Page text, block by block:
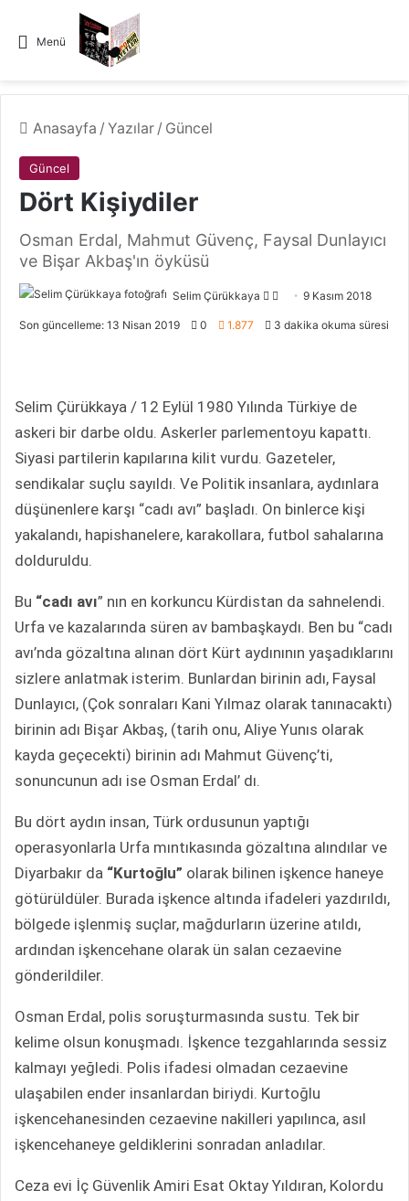
Menü
Anasayfa / Yazılar / Güncel
Güncel
Dört Kişiydiler
Osman Erdal, Mahmut Güvenç, Faysal Dunlayıcı
ve Bişar Akbaş'ın öyküsü
Selim Çürükkaya
F
o
w
o
n
i
p
o
a
g
ö
e
r
m
9 Kasım 2018
Son güncelleme: 13 Nisan 2019 0 1.877 3 dakika okuma süresi
Selim Çürükkaya / 12 Eylül 1980 Yılında Türkiye de
askeri bir darbe oldu. Askerler parlementoyu kapattı.
Siyasi partilerin kapılarına kilit vurdu. Gazeteler,
sendikalar suçlu sayıldı. Ve Politik insanlara, aydınlara
düşünenlere karşı “cadı avı” başladı. On binlerce kişi
yakalandı, hapishanelere, karakollara, futbol sahalarına
dolduruldu.
Bu “cadı avı” nın en korkuncu Kürdistan da sahnelendi.
Urfa ve kazalarında süren av bambaşkaydı. Ben bu “cadı
avı’nda gözaltına alınan dört Kürt aydınının yaşadıklarını
sizlere anlatmak isterim. Bunlardan birinin adı, Faysal
Dunlayıcı, (Çok sonraları Kani Yılmaz olarak tanınacaktı)
birinin adı Bişar Akbaş, (tarih onu, Aliye Yunıs olarak
kayda geçecekti) birinin adı Mahmut Güvenç’ti,
sonuncunun adı ise Osman Erdal’ dı.
Bu dört aydın insan, Türk ordusunun yaptığı
operasyonlarla Urfa mıntıkasında gözaltına alındılar ve
Diyarbakır da “Kurtoğlu” olarak bilinen işkence haneye
götürüldüler. Burada işkence altında ifadeleri yazdırıldı,
bölgede işlenmiş suçlar, mağdurların üzerine atıldı,
ardından işkencehane olarak ün salan cezaevine
gönderildiler.
Osman Erdal, polis soruşturmasında sustu. Tek bir
kelime olsun konuşmadı. İşkence tezgahlarında sessiz
kalmayı yeğledi. Polis ifadesi olmadan cezaevine
ulaşabilen ender insanlardan biriydi. Kurtoğlu
işkencehanesinden cezaevine nakilleri yapılınca, asıl
işkencehaneye geldiklerini sonradan anladılar.
Ceza evi İç Güvenlik Amiri Esat Oktay Yıldıran, Kolordu